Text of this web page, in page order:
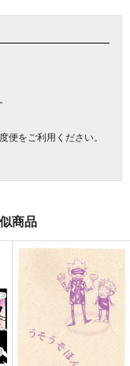
便をご利用ください。
商品